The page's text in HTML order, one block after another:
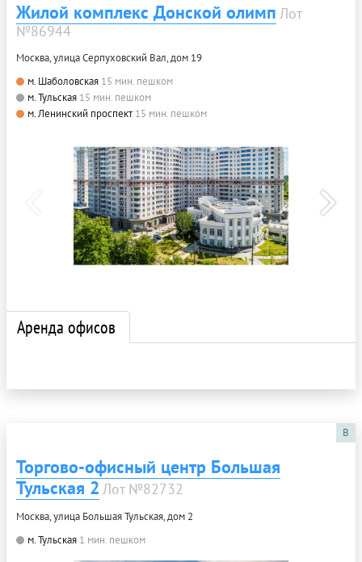
Жилой комплекс Донской олимп Лот
№86944
Москва, улица Серпуховский Вал, дом 19
м. Шаболовская 15 мин. пешком
м. Тульская 15 мин. пешком
м. Ленинский проспект 15 мин. пешком
Аренда офисов
B
Торгово-офисный центр Большая
Тульская 2 Лот №82732
Москва, улица Большая Тульская, дом 2
м. Тульская 1 мин. пешком